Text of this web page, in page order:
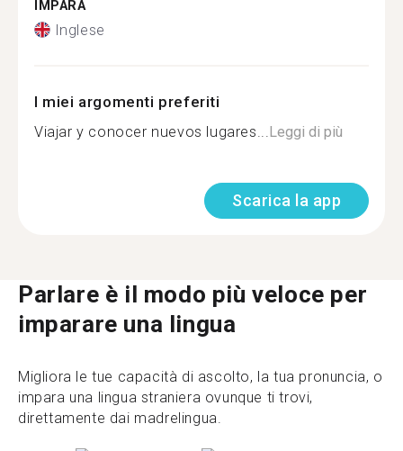
IMPARA
Inglese
I miei argomenti preferiti
Viajar y conocer nuevos lugares... Leggi di più
Scarica la app
Parlare è il modo più veloce per
imparare una lingua
Migliora le tue capacità di ascolto, la tua pronuncia, o
impara una lingua straniera ovunque ti trovi,
direttamente dai madrelingua.